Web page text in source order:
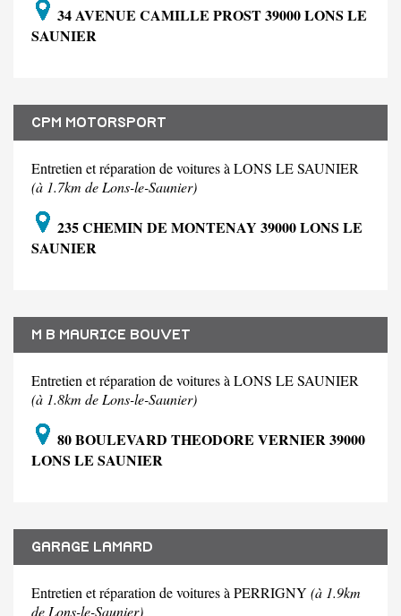
34 AVENUE CAMILLE PROST 39000 LONS LE
SAUNIER
CPM MOTORSPORT
Entretien et réparation de voitures à LONS LE SAUNIER
(à 1.7km de Lons-le-Saunier)
235 CHEMIN DE MONTENAY 39000 LONS LE
SAUNIER
M B MAURICE BOUVET
Entretien et réparation de voitures à LONS LE SAUNIER
(à 1.8km de Lons-le-Saunier)
80 BOULEVARD THEODORE VERNIER 39000
LONS LE SAUNIER
GARAGE LAMARD
Entretien et réparation de voitures à PERRIGNY (à 1.9km
de Lons-le-Saunier)